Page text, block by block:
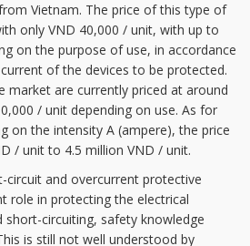
Vietnam. The price of this type of
only VND 40,000 / unit, with up to
on the purpose of use, in accordance
of the devices to be protected.
market are currently priced at around
/ unit depending on use. As for
on the intensity A (ampere), the price
/ unit to 4.5 million VND / unit.
and overcurrent protective
role in protecting the electrical
short-circuiting, safety knowledge
is still not well understood by